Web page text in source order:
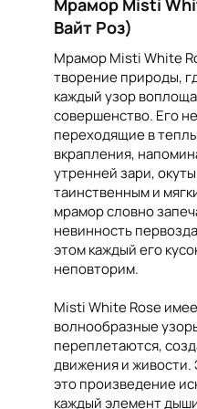
Мрамор Misti
Вайт Роз)
Мрамор Misti White
творение природы,
каждый узор
совершенство. Его
переходящие в
вкрапления,
утренней зари,
таинственным и
мрамор словно
невинность
этом каждый его
неповторим.
Misti White Rose
волнообразные
переплетаются,
движения и живости.
это произведение
каждый элемент